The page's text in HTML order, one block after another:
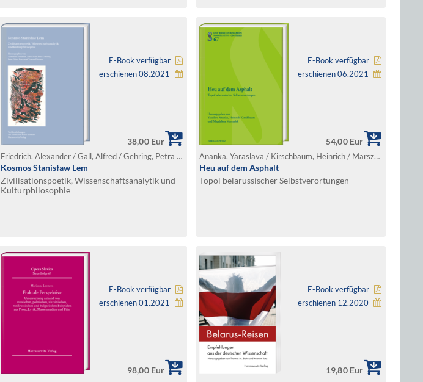
E-Book verfügbar
erschienen 08.2021
38,00 Eur
Friedrich, Alexander / Gall, Alfred / Gehring, Petra / Loew, Peter Oliver / Pörzgen, Yvonne (Hg.)
Kosmos Stanisław Lem
Zivilisationspoetik, Wissenschaftsanalytik und
Kulturphilosophie
E-Book verfügbar
erschienen 06.2021
54,00 Eur
Ananka, Yaraslava / Kirschbaum, Heinrich / Marszalek, Magdalena (Hg.)
Heu auf dem Asphalt
Topoi belarussischer Selbstverortungen
E-Book verfügbar
erschienen 01.2021
98,00 Eur
E-Book verfügbar
erschienen 12.2020
19,80 Eur